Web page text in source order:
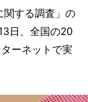
関する調査」の
日、全国の20
ーネットで実